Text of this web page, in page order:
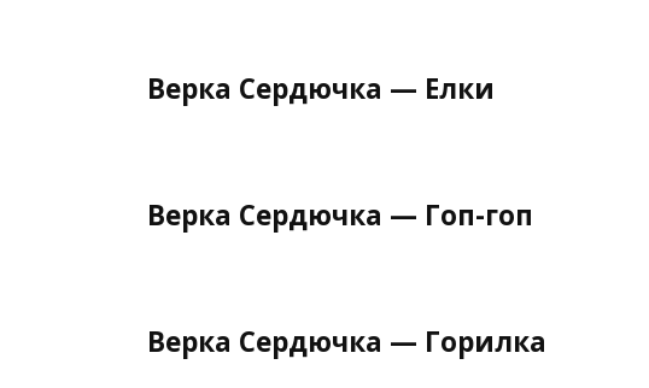
Верка Сердючка — Елки
Верка Сердючка — Гоп-гоп
Верка Сердючка — Горилка